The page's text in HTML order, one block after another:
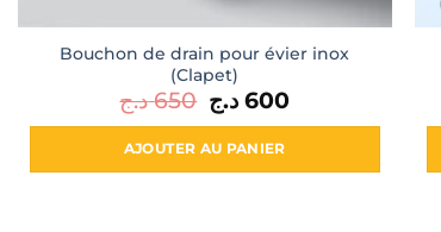
Bouchon de drain pour évier inox
(Clapet)
650 د.ج Le
prix
initial
était :
600 د.ج Le
actuel
AJOUTER AU PANIER